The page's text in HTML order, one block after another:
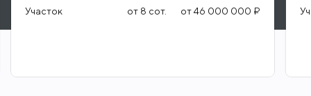
Участок от 8 сот. от46 000 000 ₽